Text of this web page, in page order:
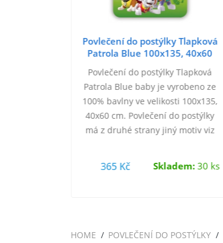
Povlečení do postýlky Tlapková
Patrola Blue 100x135, 40x60
Povlečení do postýlky Tlapková
Patrola Blue baby je vyrobeno ze
100% bavlny ve velikosti 100x135,
40x60 cm. Povlečení do postýlky
má z druhé strany jiný motiv viz
365 Kč Skladem:30 ks
HOME POVLEČENÍ DO POSTÝLKY